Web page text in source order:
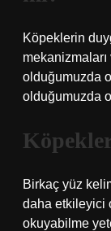
Köpeklerin
olduğumuzda
olduğumuzda
Birkaç yüz
daha etkileyici
okuyabilme